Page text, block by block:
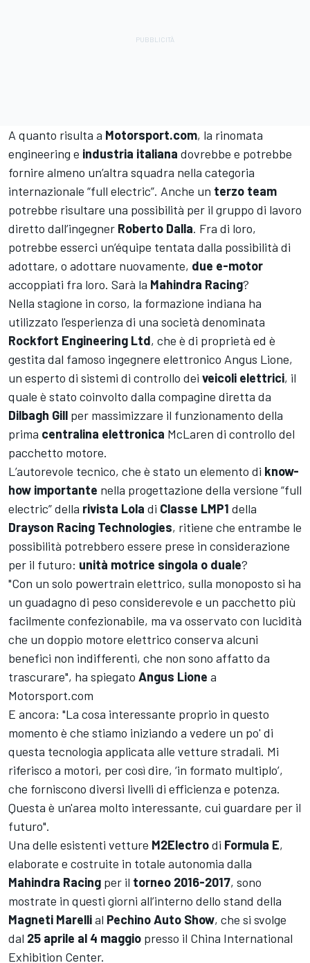
A quanto risulta a Motorsport.com, la rinomata
engineering e industria italiana dovrebbe e potrebbe
fornire almeno un’altra squadra nella categoria
internazionale “full electric”. Anche un terzo team
potrebbe risultare una possibilità per il gruppo di lavoro
diretto dall’ingegner Roberto Dalla. Fra di loro,
potrebbe esserci un’équipe tentata dalla possibilità di
adottare, o adottare nuovamente, due e-motor
accoppiati fra loro. Sarà la Mahindra Racing?
Nella stagione in corso, la formazione indiana ha
utilizzato l'esperienza di una società denominata
Rockfort Engineering Ltd, che è di proprietà ed è
gestita dal famoso ingegnere elettronico Angus Lione,
un esperto di sistemi di controllo dei veicoli elettrici, il
quale è stato coinvolto dalla compagine diretta da
Dilbagh Gill per massimizzare il funzionamento della
prima centralina elettronica McLaren di controllo del
pacchetto motore.
L’autorevole tecnico, che è stato un elemento di know-
how importante nella progettazione della versione “full
electric” della rivista Lola di Classe LMP1 della
Drayson Racing Technologies, ritiene che entrambe le
possibilità potrebbero essere prese in considerazione
per il futuro: unità motrice singola o duale?
"Con un solo powertrain elettrico, sulla monoposto si ha
un guadagno di peso considerevole e un pacchetto più
facilmente confezionabile, ma va osservato con lucidità
che un doppio motore elettrico conserva alcuni
benefici non indifferenti, che non sono affatto da
trascurare", ha spiegato Angus Lione a
Motorsport.com
E ancora: "La cosa interessante proprio in questo
momento è che stiamo iniziando a vedere un po' di
questa tecnologia applicata alle vetture stradali. Mi
riferisco a motori, per così dire, ‘in formato multiplo’,
che forniscono diversi livelli di efficienza e potenza.
Questa è un'area molto interessante, cui guardare per il
futuro".
Una delle esistenti vetture M2Electrodi Formula E,
elaborate e costruite in totale autonomia dalla
Mahindra Racing per il torneo 2016-2017, sono
mostrate in questi giorni all’interno dello stand della
Magneti Marellial Pechino Auto Show, che si svolge
dal 25 aprile al 4 maggio presso il China International
Exhibition Center.